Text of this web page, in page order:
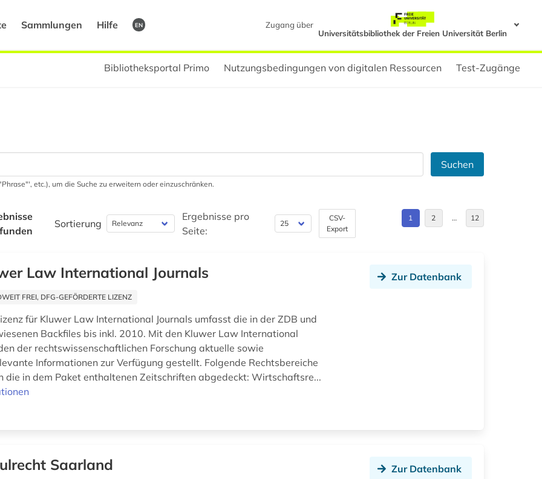
Sammlungen Hilfe EN
Zugang über
Universitätsbibliothek der Freien Universität Berlin
Bibliotheksportal Primo Nutzungsbedingungen von digitalen Ressourcen Test-Zugänge
Suchen
etc.), um die Suche zu erweitern oder einzuschränken.
Sortierung
Ergebnisse pro
Seite:
CSV-
Export
1 2 … 12
Law International Journals
FREI, DFG-GEFÖRDERTE LIZENZ
für Kluwer Law International Journals umfasst die in der ZDB und
Backfiles bis inkl. 2010. Mit den Kluwer Law International
der rechtswissenschaftlichen Forschung aktuelle sowie
Informationen zur Verfügung gestellt. Folgende Rechtsbereiche
die in dem Paket enthaltenen Zeitschriften abgedeckt: Wirtschaftsre...
Zur Datenbank
Saarland Zur Datenbank